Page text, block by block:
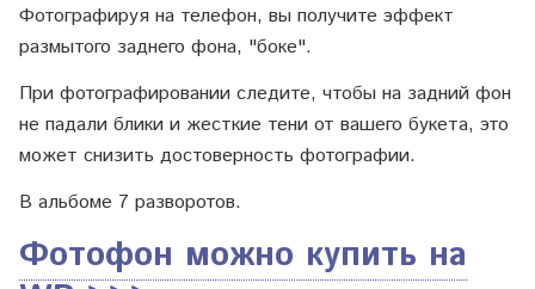
Фотографируя на телефон, вы получите эффект
размытого заднего фона, "боке".
При фотографировании следите, чтобы на задний фон
не падали блики и жесткие тени от вашего букета, это
может снизить достоверность фотографии.
В альбоме 7 разворотов.
Фотофон можно купить на